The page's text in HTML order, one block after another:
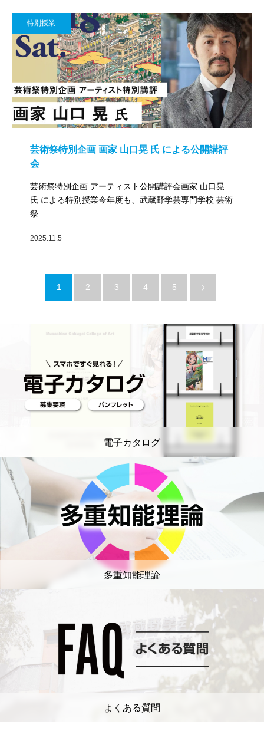
特別授業
芸術祭特別企画 画家 山口晃 氏 による公開講評
会
芸術祭特別企画 アーティスト公開講評会画家 山口晃
氏 による特別授業今年度も、武蔵野学芸専門学校 芸術
祭…
2025.11.5
1 2 3 4 5
電子カタログ
多重知能理論
よくある質問